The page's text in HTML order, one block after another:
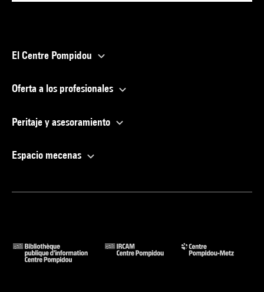
El Centre Pompidou
Oferta a los profesionales
Peritaje y asesoramiento
Espacio mecenas